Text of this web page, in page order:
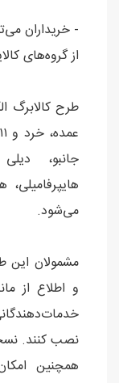
- خریداران
از گروه‌های
جانبو،
می‌شود.
مشمولان این
و اطلاع از
نصب کنند.
همچنین